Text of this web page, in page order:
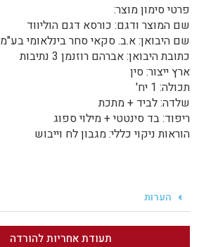
פרטי סימון מוצר:
שם המוצר ודגם: כורסא דגם הוליווד
שם היבואן: א.ב. סקאי סחר בינלאומי בע"מ 513509026
כתובת היבואן: אברהם רוזנמן 3 נתיבות
ארץ ייצור: סין
תכולה: 1 יח'
שלדה: לביד + מתכת
ריפוד: בד סינטטי + מילוי ספוג
הוראות ניקוי כללי: מגבון לח וייבוש
הערות
תעודת אחריות להורדה